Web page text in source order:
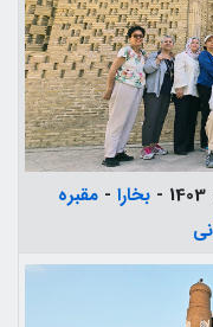
بخارا - مقبره